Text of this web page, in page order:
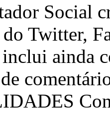
Social
do Twitter,
ainda